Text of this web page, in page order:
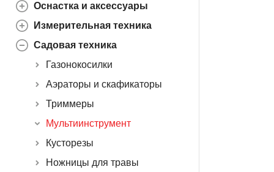
Оснастка и аксессуары
Измерительная техника
Садовая техника
Газонокосилки
Аэраторы и скафикаторы
Триммеры
Мультиинструмент
Кусторезы
Ножницы для травы